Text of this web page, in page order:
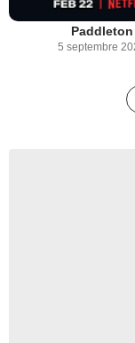
Paddleton
5 septembre